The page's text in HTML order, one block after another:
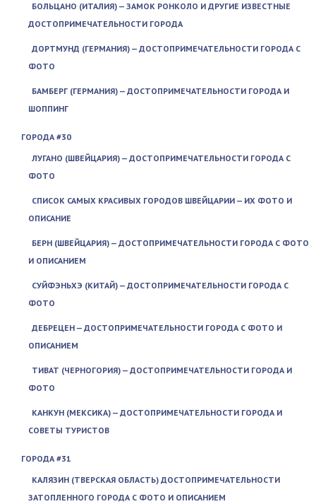
БОЛЬЦАНО (ИТАЛИЯ) — ЗАМОК РОНКОЛО И ДРУГИЕ ИЗВЕСТНЫЕ
ДОСТОПРИМЕЧАТЕЛЬНОСТИ ГОРОДА
ДОРТМУНД (ГЕРМАНИЯ) — ДОСТОПРИМЕЧАТЕЛЬНОСТИ ГОРОДА С
ФОТО
БАМБЕРГ (ГЕРМАНИЯ) — ДОСТОПРИМЕЧАТЕЛЬНОСТИ ГОРОДА И
ШОППИНГ
ГОРОДА #30
ЛУГАНО (ШВЕЙЦАРИЯ) — ДОСТОПРИМЕЧАТЕЛЬНОСТИ ГОРОДА С
ФОТО
СПИСОК САМЫХ КРАСИВЫХ ГОРОДОВ ШВЕЙЦАРИИ — ИХ ФОТО И
ОПИСАНИЕ
БЕРН (ШВЕЙЦАРИЯ) — ДОСТОПРИМЕЧАТЕЛЬНОСТИ ГОРОДА С ФОТО
И ОПИСАНИЕМ
СУЙФЭНЬХЭ (КИТАЙ) — ДОСТОПРИМЕЧАТЕЛЬНОСТИ ГОРОДА С
ФОТО
ДЕБРЕЦЕН — ДОСТОПРИМЕЧАТЕЛЬНОСТИ ГОРОДА С ФОТО И
ОПИСАНИЕМ
ТИВАТ (ЧЕРНОГОРИЯ) — ДОСТОПРИМЕЧАТЕЛЬНОСТИ ГОРОДА И
ФОТО
КАНКУН (МЕКСИКА) — ДОСТОПРИМЕЧАТЕЛЬНОСТИ ГОРОДА И
СОВЕТЫ ТУРИСТОВ
ГОРОДА #31
КАЛЯЗИН (ТВЕРСКАЯ ОБЛАСТЬ) ДОСТОПРИМЕЧАТЕЛЬНОСТИ
ЗАТОПЛЕННОГО ГОРОДА С ФОТО И ОПИСАНИЕМ